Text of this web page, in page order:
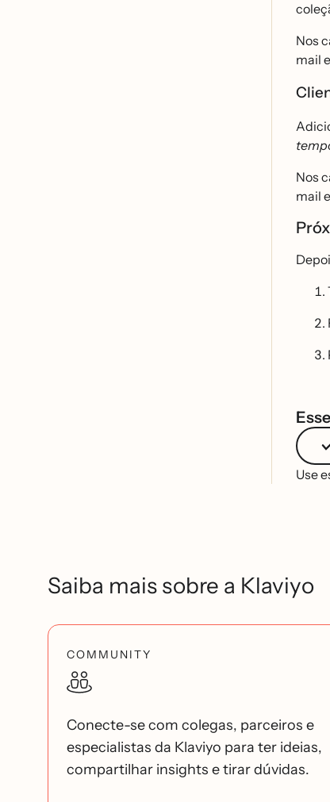
Nos
mail
Nos
mail
Use
Saiba mais sobre a Klaviyo
COMMUNITY
Conecte-se com colegas, parceiros e
especialistas da Klaviyo para ter ideias,
compartilhar insights e tirar dúvidas.